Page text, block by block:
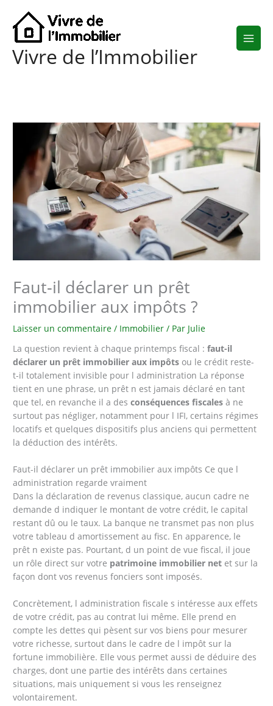
contenu
Vivre de l’Immobilier
Faut-il déclarer un prêt
immobilier aux impôts ?
Laisser un commentaire / Immobilier / Par Julie
La question revient à chaque printemps fiscal :faut-il
déclarer un prêt immobilier aux impôts ou le crédit reste-
t-il totalement invisible pour l administration La réponse
tient en une phrase, un prêt n est jamais déclaré en tant
que tel, en revanche il a desconséquences fiscales à ne
surtout pas négliger, notamment pour l IFI, certains régimes
locatifs et quelques dispositifs plus anciens qui permettent
la déduction des intérêts.
Faut-il déclarer un prêt immobilier aux impôts Ce que l
administration regarde vraiment
Dans la déclaration de revenus classique, aucun cadre ne
demande d indiquer le montant de votre crédit, le capital
restant dû ou le taux. La banque ne transmet pas non plus
votre tableau d amortissement au fisc. En apparence, le
prêt n existe pas. Pourtant, d un point de vue fiscal, il joue
un rôle direct sur votre patrimoine immobilier net et sur la
façon dont vos revenus fonciers sont imposés.
Concrètement, l administration fiscale s intéresse aux effets
de votre crédit, pas au contrat lui même. Elle prend en
compte les dettes qui pèsent sur vos biens pour mesurer
votre richesse, surtout dans le cadre de l impôt sur la
fortune immobilière. Elle vous permet aussi de déduire des
charges, dont une partie des intérêts dans certaines
situations, mais uniquement si vous les renseignez
volontairement.